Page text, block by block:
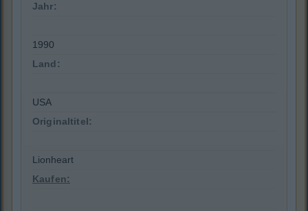
Jahr:
1990
Land:
USA
Originaltitel:
Lionheart
Kaufen: